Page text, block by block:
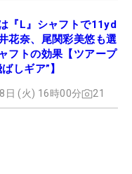
『L』シャフトで11yd
花奈、尾関彩美悠も選
フトの効果【ツアープ
しギア”】
日 (火) 16時00分 21